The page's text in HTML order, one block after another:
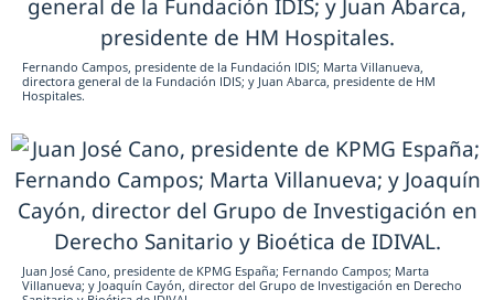
Fernando Campos, presidente de la Fundación IDIS; Marta Villanueva,
directora general de la Fundación IDIS; y Juan Abarca, presidente de HM
Hospitales.
Juan José Cano, presidente de KPMG España; Fernando Campos; Marta
Villanueva; y Joaquín Cayón, director del Grupo de Investigación en Derecho